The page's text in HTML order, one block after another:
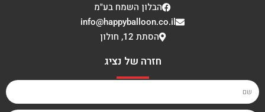
הבלון השמח בע"מ
info@happyballoon.co.il
הסתת 12, חולון
חזרה של נציג